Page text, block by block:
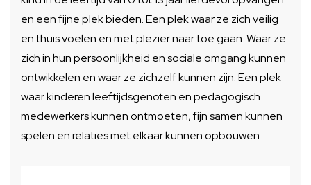
en een fijne plek bieden. Een plek waar ze zich veilig
en thuis voelen en met plezier naar toe gaan. Waar ze
zich in hun persoonlijkheid en sociale omgang kunnen
ontwikkelen en waar ze zichzelf kunnen zijn. Een plek
waar kinderen leeftijdsgenoten en pedagogisch
medewerkers kunnen ontmoeten, fijn samen kunnen
spelen en relaties met elkaar kunnen opbouwen.